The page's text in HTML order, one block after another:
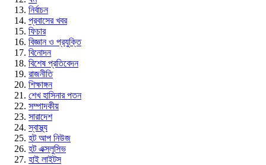
নির্বাচন
প্রবাসের খবর
ফিচার
বিজ্ঞান ও প্রযুক্তি
বিনোদন
বিশেষ প্রতিবেদন
রাজনীতি
শিক্ষাঙ্গন
শেখ হাসিনার পতন
সম্পাদকীয়
সারাদেশ
স্বাস্থ্য
হট আপ নিউজ
হট এক্সলুসিভ
হাই লাইটস